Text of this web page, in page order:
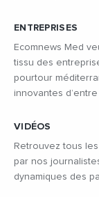
ENTREPRISES
Ecomnews Med
tissu des
pourtour
innovantes
VIDÉOS
Retrouvez tous
par nos
dynamiques des